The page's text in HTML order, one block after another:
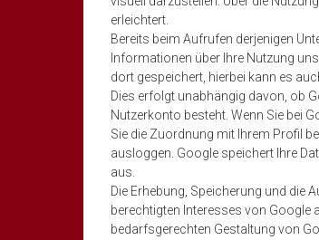
erleichtert.
Bereits beim Aufrufen derjenigen
Informationen über Ihre Nutzung
dort gespeichert, hierbei kann es
Dies erfolgt unabhängig davon, ob
Nutzerkonto besteht. Wenn Sie bei
Sie die Zuordnung mit Ihrem Profil
ausloggen. Google speichert Ihre
aus.
Die Erhebung, Speicherung und die
berechtigten Interesses von
bedarfsgerechten Gestaltung von